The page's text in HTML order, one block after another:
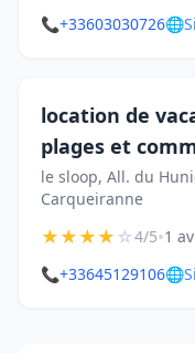
📞+33603030726🌐
location de
plages et
le sloop, All. du
Carqueiranne
★★★★☆4/5•1
📞+33645129106🌐